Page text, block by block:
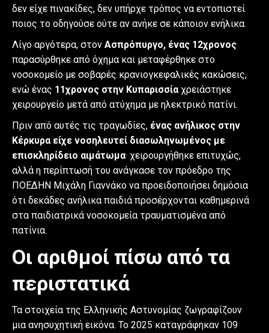
δεν είχε πινακίδες, δεν υπήρχε τρόπος να εντοπιστεί
ποιος το οδηγούσε ούτε αν ανήκε σε κάποιον ενήλικα.
Λίγο αργότερα, στον Ασπρόπυργο, ένας 12χρονος
παρασύρθηκε από όχημα και μεταφέρθηκε στο
νοσοκομείο με σοβαρές κρανιογκεφαλικές κακώσεις,
ενώ ένας 11χρονος στην Κυπαρισσίαχρειάστηκε
χειρουργείο μετά από ατύχημα με ηλεκτρικό πατίνι.
Πριν από αυτές τις τραγωδίες, ένας ανήλικος στην
Κέρκυρα είχε νοσηλευτεί διασωληνωμένος με
επισκληρίδειο αιμάτωμα· χειρουργήθηκε επιτυχώς,
αλλά η περίπτωσή του ανάγκασε τον πρόεδρο της
ΠΟΕΔΗΝ Μιχάλη Γιαννάκο να προειδοποιήσει δημόσια
ότι δεκάδες ανήλικα παιδιά προσέρχονται καθημερινά
στα παιδιατρικά νοσοκομεία τραυματισμένα από
πατίνια.
Οι αριθμοί πίσω από τα
περιστατικά
Τα στοιχεία της Ελληνικής Αστυνομίας ζωγραφίζουν
μια ανησυχητική εικόνα. Το 2025 καταγράφηκαν 109